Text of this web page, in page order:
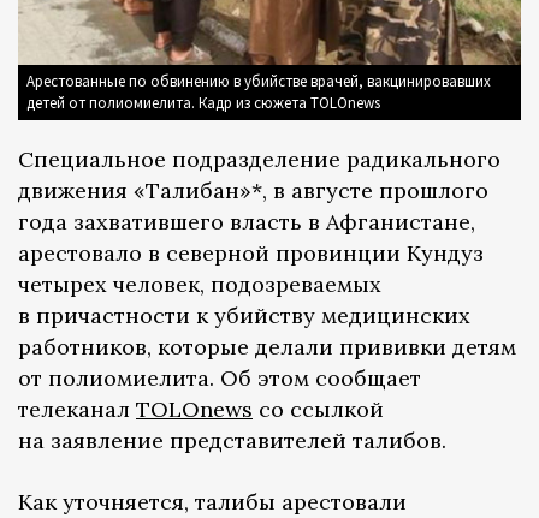
Арестованные по обвинению в убийстве врачей, вакцинировавших
детей от полиомиелита. Кадр из сюжета TOLOnews
Специальное подразделение радикального
движения «Талибан»*, в августе прошлого
года захватившего власть в Афганистане,
арестовало в северной провинции Кундуз
четырех человек, подозреваемых
в причастности к убийству медицинских
работников, которые делали прививки детям
от полиомиелита. Об этом сообщает
телеканал TOLOnews со ссылкой
на заявление представителей талибов.
Как уточняется, талибы арестовали